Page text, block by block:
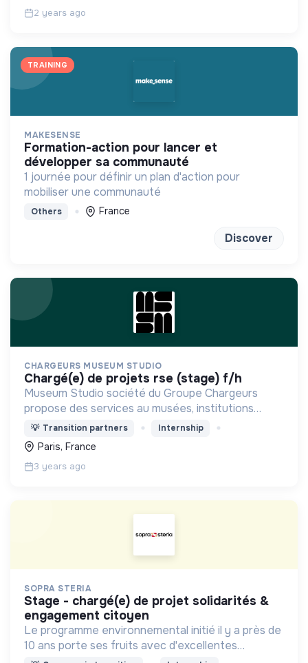
2 years ago
TRAINING
MAKESENSE
formation-action pour lancer et
développer sa communauté
1 journée pour définir un plan d'action pour
mobiliser une communauté
Others France
Discover
CHARGEURS MUSEUM STUDIO
chargé(e) de projets rse (stage) f/h
Museum Studio société du Groupe Chargeurs
propose des services au musées, institutions
culturelles et Retail
💡 Transition partners Internship
Paris, France
3 years ago
SOPRA STERIA
stage - chargé(e) de projet solidarités &
engagement citoyen
Le programme environnemental initié il y a près de
10 ans porte ses fruits avec d'excellentes